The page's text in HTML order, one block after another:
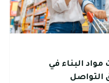
البناء في
التواصل